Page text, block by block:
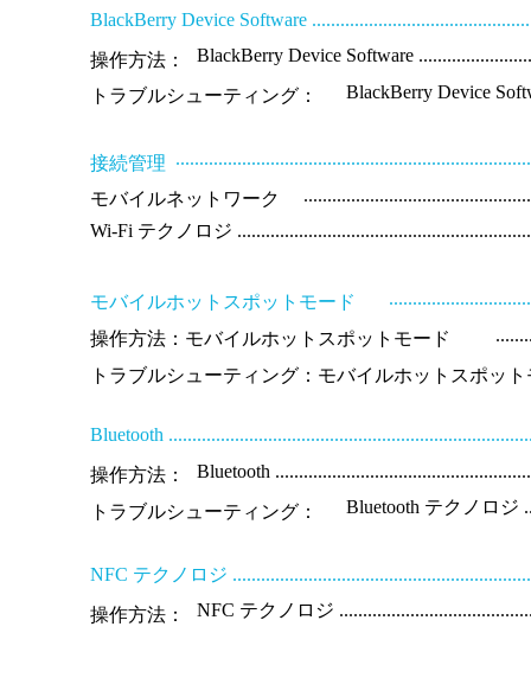
BlackBerry Device Software
操作方法：
BlackBerry Device Software
トラブルシューティング：
BlackBerry Device
接続管理
モバイルネットワーク
Wi-Fi テクノロジ
モバイルホットスポットモード
操作方法：モバイルホットスポットモード
トラブルシューティング：モバイルホットスポッ
Bluetooth
操作方法：
Bluetooth
トラブルシューティング：
Bluetooth テクノロジ
NFC テクノロジ
操作方法：
NFC テクノロジ